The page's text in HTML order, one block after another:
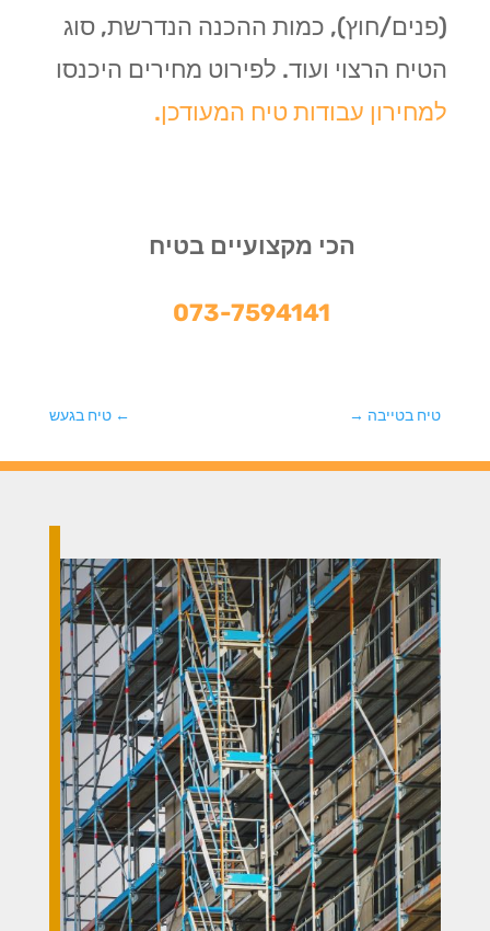
(פנים/חוץ), כמות ההכנה הנדרשת, סוג
הטיח הרצוי ועוד. לפירוט מחירים היכנסו
למחירון עבודות טיח המעודכן.
הכי מקצועיים בטיח
073-7594141
←טיח בגעש טיח בטייבה →